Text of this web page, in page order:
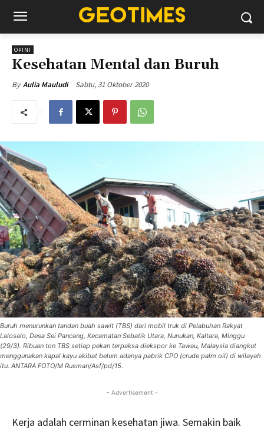
OPINI
Kesehatan Mental dan Buruh
By Aulia Mauludi Sabtu, 31 Oktober 2020
Buruh menurunkan tandan buah sawit (TBS) dari mobil truk di Pelabuhan Rakyat
Lalosalo, Desa Sei Pancang, Kecamatan Sebatik Utara, Nunukan, Kaltara, Minggu
(29/3). Ribuan ton TBS setiap pekan terpaksa diekspor ke Tawau, Malaysia diangkut
menggunakan kapal kayu akibat belum adanya pabrik CPO (crude palm oil) di wilayah
itu. ANTARA FOTO/M Rusman/Asf/pd/15.
- Advertisement -
Kerja adalah cerminan kesehatan jiwa. Semakin baik